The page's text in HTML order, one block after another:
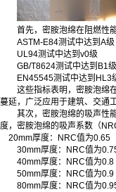
首先，密胺泡绵在阻燃性
ASTM-E84测试中达到A级
UL94测试中达到v0级
GB/T8624测试中达到B1级
EN45545测试中达到HL3
这些指标表明，密胺泡绵
蔓延，广泛应用于建筑、交通
其次，密胺泡绵的吸声性
度，密胺泡绵的吸声系数（
20mm厚度：NRC值为0.65
30mm厚度：NRC值为
40mm厚度：NRC值为0.8
50mm厚度：NRC值为0.9
80mm厚度：NRC值为